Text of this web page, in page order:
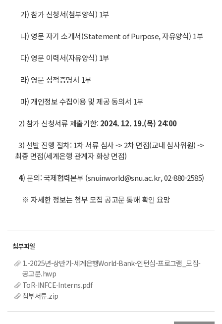
가) 참가 신청서(첨부양식) 1부
나) 영문 자기 소개서(Statement of Purpose, 자유양식) 1부
다) 영문 이력서(자유양식) 1부
라) 영문 성적증명서 1부
마) 개인정보 수집이용 및 제공 동의서 1부
2) 참가 신청서류 제출기한: 2024. 12. 19.(목) 24:00
3) 선발 진행 절차: 1차 서류 심사 -> 2차 면접(교내 심사위원) ->
최종 면접(세계은행 관계자 화상 면접)
4) 문의: 국제협력본부 (snuinworld@snu.ac.kr, 02-880-2585)
※ 자세한 정보는 첨부 모집 공고문 통해 확인 요망
1.-2025년-상반기-세계은행World-Bank-인턴십-프로그램_모집-
공고문.hwp
ToR-INFCE-Interns.pdf
첨부서류.zip